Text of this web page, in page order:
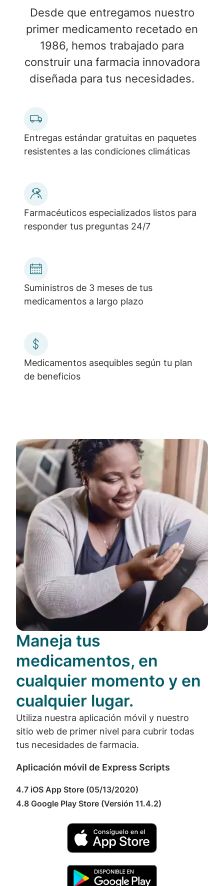
Video
Desde que entregamos nuestro
primer medicamento recetado en
1986, hemos trabajado para
construir una farmacia innovadora
diseñada para tus necesidades.
Entregas estándar gratuitas en paquetes
resistentes a las condiciones climáticas
Farmacéuticos especializados listos para
responder tus preguntas 24/7
Suministros de 3 meses de tus
medicamentos a largo plazo
Medicamentos asequibles según tu plan
de beneficios
Maneja tus
medicamentos, en
cualquier momento y en
cualquier lugar.
Utiliza nuestra aplicación móvil y nuestro
sitio web de primer nivel para cubrir todas
tus necesidades de farmacia.
Aplicación móvil de Express Scripts
4.7 iOS App Store (05/13/2020)
4.8 Google Play Store (Versión 11.4.2)